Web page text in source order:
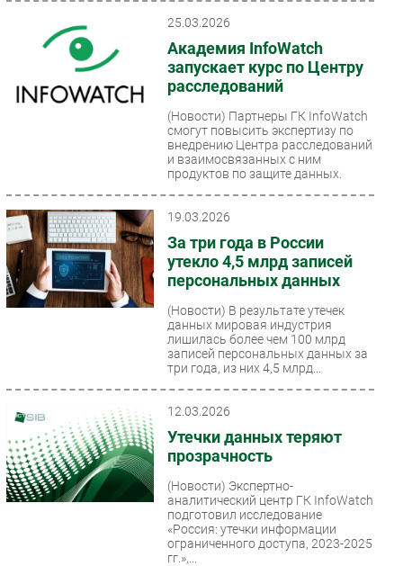
25.03.2026
Академия InfoWatch
запускает курс по Центру
расследований
(Новости) Партнеры ГК InfoWatch
смогут повысить экспертизу по
внедрению Центра расследований
и взаимосвязанных с ним
продуктов по защите данных.
19.03.2026
За три года в России
утекло 4,5 млрд записей
персональных данных
(Новости) В результате утечек
данных мировая индустрия
лишилась более чем 100 млрд
записей персональных данных за
три года, из них 4,5 млрд...
12.03.2026
Утечки данных теряют
прозрачность
(Новости) Экспертно-
аналитический центр ГК InfoWatch
подготовил исследование
«Россия: утечки информации
ограниченного доступа, 2023-2025
гг.»,...